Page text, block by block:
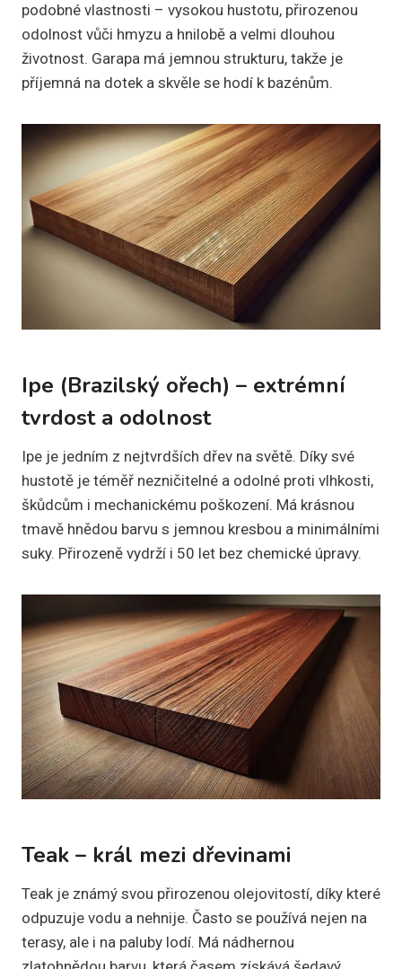
podobné vlastnosti – vysokou hustotu, přirozenou
odolnost vůči hmyzu a hnilobě a velmi dlouhou
životnost. Garapa má jemnou strukturu, takže je
příjemná na dotek a skvěle se hodí k bazénům.
Ipe (Brazilský ořech) – extrémní
tvrdost a odolnost
Ipe je jedním z nejtvrdších dřev na světě. Díky své
hustotě je téměř nezničitelné a odolné proti vlhkosti,
škůdcům i mechanickému poškození. Má krásnou
tmavě hnědou barvu s jemnou kresbou a minimálními
suky. Přirozeně vydrží i 50 let bez chemické úpravy.
Teak – král mezi dřevinami
Teak je známý svou přirozenou olejovitostí, díky které
odpuzuje vodu a nehnije. Často se používá nejen na
terasy, ale i na paluby lodí. Má nádhernou